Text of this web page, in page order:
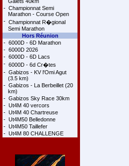
- Championnat Semi
Marathon - Course Open
- Championnat R�gional
Semi Marathon
Hors Réunion
- 6000D - 6D Marathon
- 6000D 2026
- 6000D - 6D Lacs
- 6000D - 6d Cr�tes
- Gabizos - KV l'Omi Agut
(3.5 km)
- Gabizos - La Berbeillet (20
km)
- Gabizos Sky Race 30km
- Ut4M 40 vercors
- Ut4M 40 Chartreuse
- Ut4M50 Belledonne
- Ut4M50 Taillefer
- Ut4M 80 CHALLENGE